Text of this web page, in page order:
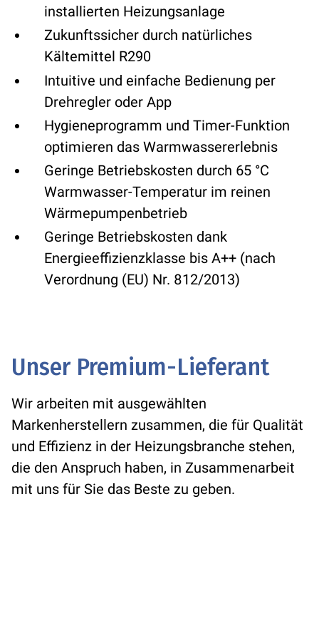
installierten Heizungsanlage
Zukunftssicher durch natürliches
Kältemittel R290
Intuitive und einfache Bedienung per
Drehregler oder App
Hygieneprogramm und Timer-Funktion
optimieren das Warmwassererlebnis
Geringe Betriebskosten durch 65 °C
Warmwasser-Temperatur im reinen
Wärmepumpenbetrieb
Geringe Betriebskosten dank
Energieeffizienzklasse bis A++ (nach
Verordnung (EU) Nr. 812/2013)
Unser Premium-Lieferant
Wir arbeiten mit ausgewählten
Markenherstellern zusammen, die für Qualität
und Effizienz in der Heizungsbranche stehen,
die den Anspruch haben, in Zusammenarbeit
mit uns für Sie das Beste zu geben.